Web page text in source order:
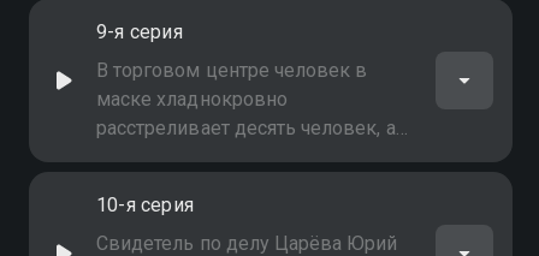
Ефремов еще не знает, что этот
человек занимается
выслеживанием Царёва
9-я серия
В торговом центре человек в
маске хладнокровно
расстреливает десять человек, а
затем записывает видеопослание
пригрозив, что это убийство
является только началом целой
10-я серия
Свидетель по делу Царёва Юрий